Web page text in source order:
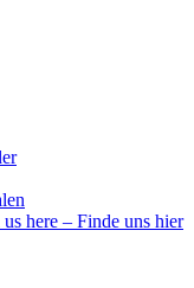
here – Finde uns hier